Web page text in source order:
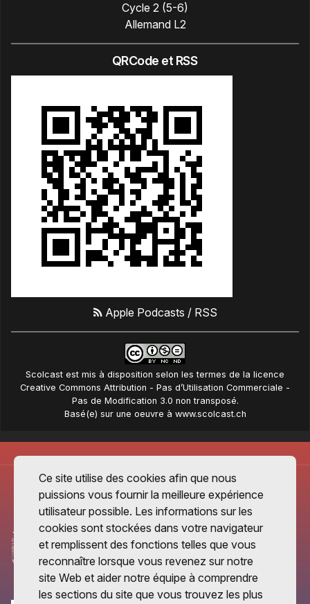
Cycle 2 (5-6)
Allemand L2
QRCode et RSS
Apple Podcasts / RSS
Scolcast est mis à disposition selon les termes de la licence
Creative Commons Attribution - Pas d’Utilisation Commerciale -
Pas de Modification 3.0 non transposé.
Basé(e) sur une oeuvre à www.scolcast.ch
Ce site utilise des cookies afin que nous
puissions vous fournir la meilleure expérience
utilisateur possible. Les informations sur les
cookies sont stockées dans votre navigateur
et remplissent des fonctions telles que vous
reconnaître lorsque vous revenez sur notre
site Web et aider notre équipe à comprendre
les sections du site que vous trouvez les plus